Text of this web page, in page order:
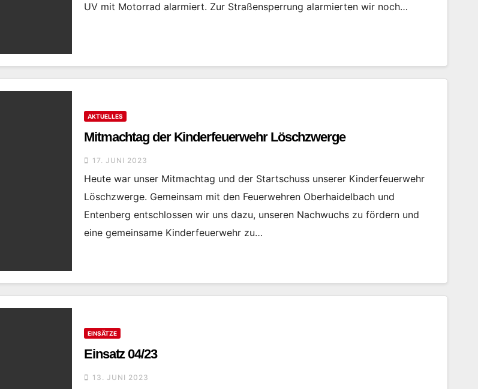
UV mit Motorrad alarmiert. Zur Straßensperrung alarmierten wir noch…
AKTUELLES
Mitmachtag der Kinderfeuerwehr Löschzwerge
17. JUNI 2023
Heute war unser Mitmachtag und der Startschuss unserer Kinderfeuerwehr
Löschzwerge. Gemeinsam mit den Feuerwehren Oberhaidelbach und
Entenberg entschlossen wir uns dazu, unseren Nachwuchs zu fördern und
eine gemeinsame Kinderfeuerwehr zu…
EINSÄTZE
Einsatz 04/23
13. JUNI 2023